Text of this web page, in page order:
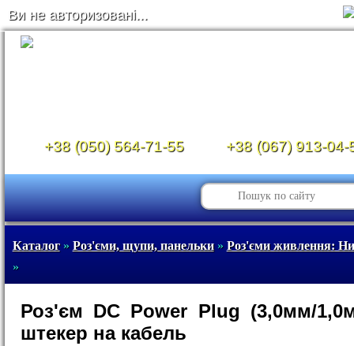
Ви не авторизовані...
+38 (050) 564-71-55 +38 (067) 913-04-
Каталог» Роз'єми, щупи, панельки» Роз'єми живлення:
»
Роз'єм DC Power Plug (3,0мм/
штекер на кабель